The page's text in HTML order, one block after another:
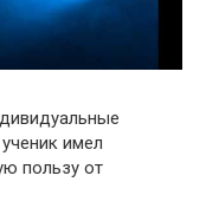
имел
пользу от